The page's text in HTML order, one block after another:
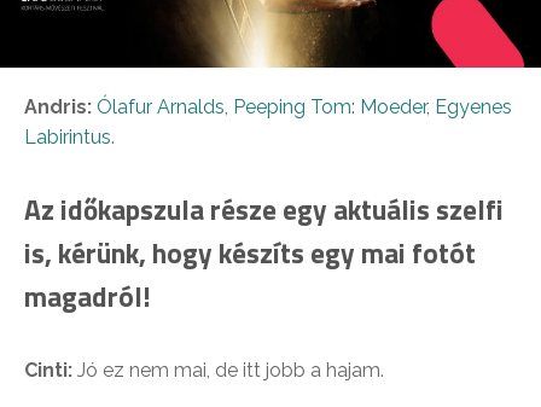
Andris: Ólafur Arnalds Peeping Tom: Moeder, Egyenes
Labirintus.
Az időkapszula része egy aktuális szelfi
is, kérünk, hogy készíts egy mai fotót
magadról!
Cinti: Jó ez nem mai, de itt jobb a hajam.